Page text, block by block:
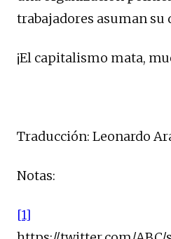
trabajadores asuman su
¡El capitalismo mata,
Traducción: Leonardo
Notas:
[1]